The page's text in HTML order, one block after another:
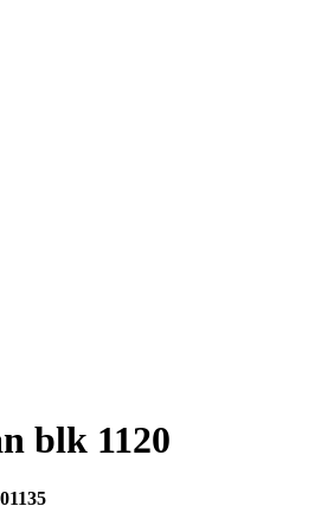
blk 1120